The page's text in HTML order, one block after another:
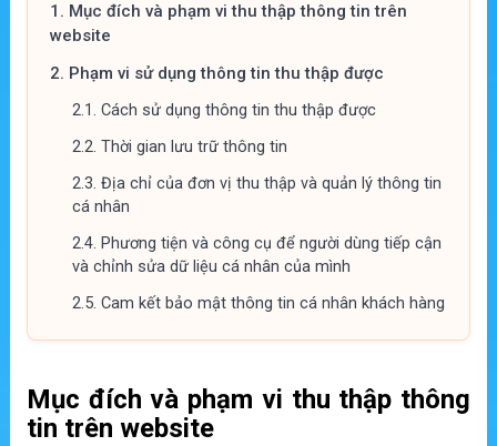
1. Mục đích và phạm vi thu thập thông tin trên
website
2. Phạm vi sử dụng thông tin thu thập được
2.1. Cách sử dụng thông tin thu thập được
2.2. Thời gian lưu trữ thông tin
2.3. Địa chỉ của đơn vị thu thập và quản lý thông tin
cá nhân
2.4. Phương tiện và công cụ để người dùng tiếp cận
và chỉnh sửa dữ liệu cá nhân của mình
2.5. Cam kết bảo mật thông tin cá nhân khách hàng
Mục đích và phạm vi thu thập thông
tin trên website